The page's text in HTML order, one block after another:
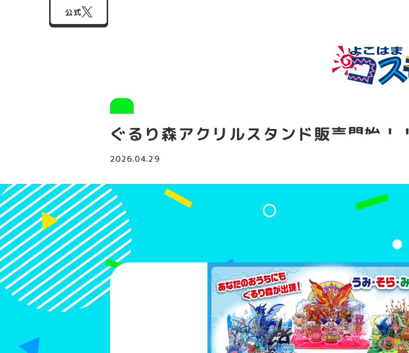
公式
ぐるり森アクリルスタンド販売開始！！
2026.04.29